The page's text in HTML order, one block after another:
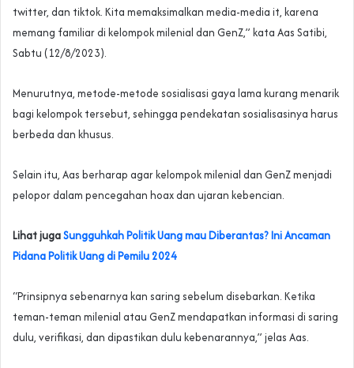
twitter, dan tiktok. Kita memaksimalkan media-media it, karena
memang familiar di kelompok milenial dan GenZ,” kata Aas Satibi,
Sabtu (12/8/2023).
Menurutnya, metode-metode sosialisasi gaya lama kurang menarik
bagi kelompok tersebut, sehingga pendekatan sosialisasinya harus
berbeda dan khusus.
Selain itu, Aas berharap agar kelompok milenial dan GenZ menjadi
pelopor dalam pencegahan hoax dan ujaran kebencian.
Lihat jugaSungguhkah Politik Uang mau Diberantas? Ini Ancaman
Pidana Politik Uang di Pemilu 2024
“Prinsipnya sebenarnya kan saring sebelum disebarkan. Ketika
teman-teman milenial atau GenZ mendapatkan informasi di saring
dulu, verifikasi, dan dipastikan dulu kebenarannya,” jelas Aas.